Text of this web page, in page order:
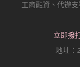
工商融資、代辦
立即撥
地址：